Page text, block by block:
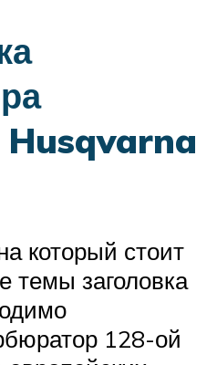
Husqvarna
который стоит
темы заголовка
128-ой